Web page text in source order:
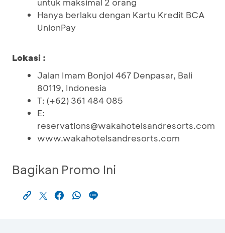
Hanya berlaku dengan Kartu Kredit BCA
UnionPay
Lokasi :
Jalan Imam Bonjol 467 Denpasar, Bali
80119, Indonesia
T: (+62) 361 484 085
E:
reservations@wakahotelsandresorts.com
www.wakahotelsandresorts.com
Bagikan Promo Ini